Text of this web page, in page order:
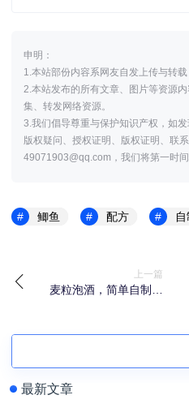
申明：
1.本站部份内容系网友自发上传与转
2.本站发布的所有文章、图片等资源
集、转发网络资源。
3.我们倡导尊重与保护知识产权，如
版权疑问、授权证明、版权证明、联
49071903@qq.com，我们将第一时间
鲫鱼 配方 自
上一篇
麦粒泡酒，简单自制鲫
最新文章